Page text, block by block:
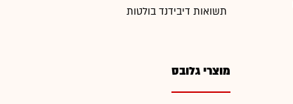
תשואות דיבידנד בולטות
מוצרי גלובס